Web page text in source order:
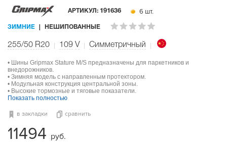
АРТИКУЛ: 191636 6 шт.
ЗИМНИЕ НЕШИПОВАННЫЕ
255/50 R20 109 V Симметричный
• Шины Gripmax Stature M/S предназначены для паркетников и
внедорожников.
• Зимняя модель с направленным протектором.
• Модульная конструкция центральной зоны.
• Высокие тормозные и тяговые показатели.
Показать полностью
в закладки сравнить
11494 руб.